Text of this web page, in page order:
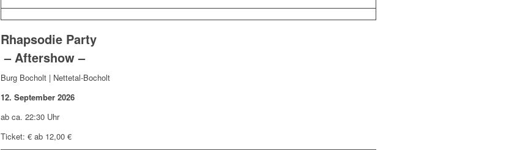
Rhapsodie Party
– Aftershow –
Burg Bocholt | Nettetal-Bocholt
12. September 2026
ab ca. 22:30 Uhr
Ticket: € ab 12,00 €